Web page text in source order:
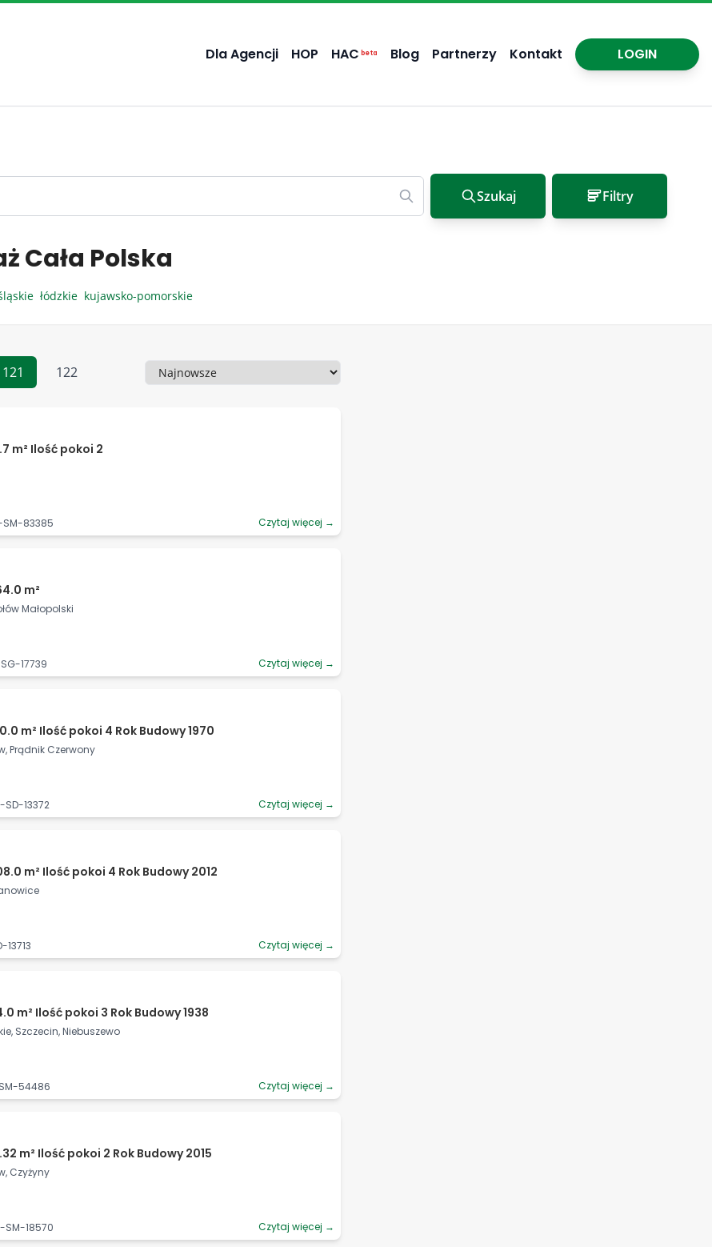
Dla Agencji HOP HAC beta Blog Partnerzy Kontakt LOGIN
Szukaj Filtry
Cała Polska
łódzkie kujawsko-pomorskie
121 122 Sortowanie
m² Ilość pokoi 2
SM-83385 Czytaj więcej →
m²
Małopolski
17739 Czytaj więcej →
m² Ilość pokoi 4 Rok Budowy 1970
Prądnik Czerwony
13372 Czytaj więcej →
m² Ilość pokoi 4 Rok Budowy 2012
Czytaj więcej →
m² Ilość pokoi 3 Rok Budowy 1938
Szczecin, Niebuszewo
54486 Czytaj więcej →
m² Ilość pokoi 2 Rok Budowy 2015
Czyżyny
SM-18570 Czytaj więcej →